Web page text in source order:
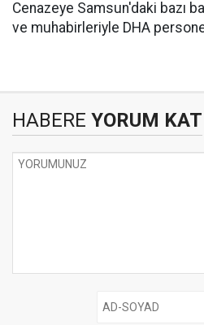
Cenazeye Samsun'daki bazı
ve muhabirleriyle DHA
HABERE YORUM KAT